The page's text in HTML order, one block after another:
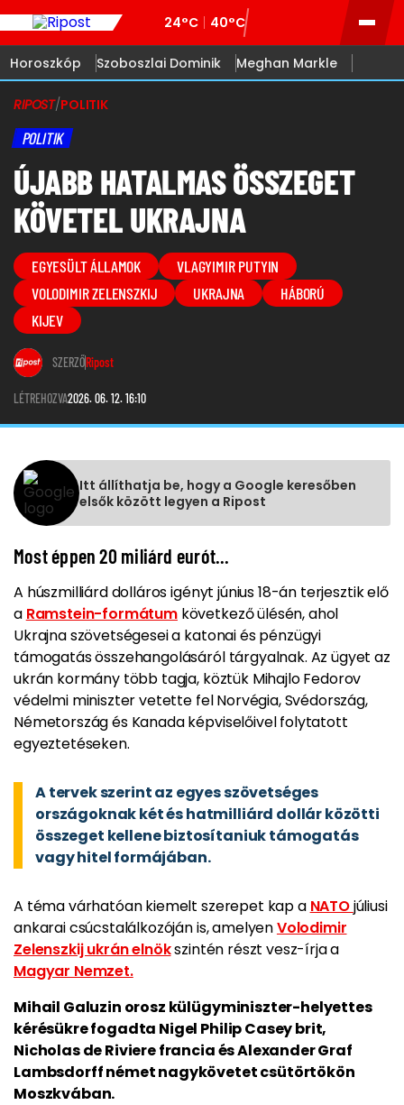
24°C 40°C
Horoszkóp Szoboszlai Dominik Meghan Markle
RIPOST/POLITIK
POLITIK
ÚJABB HATALMAS ÖSSZEGET
KÖVETEL UKRAJNA
EGYESÜLT ÁLLAMOK
VLAGYIMIR PUTYIN
VOLODIMIR ZELENSZKIJ
UKRAJNA
HÁBORÚ
KIJEV
SZERZŐRipost
LÉTREHOZVA2026. 06. 12. 16:10
Itt állíthatja be, hogy a Google keresőben
elsők között legyen a Ripost
Most éppen 20 miliárd eurót...
A húszmilliárd dolláros igényt június 18-án terjesztik elő
a Ramstein-formátumkövetkező ülésén, ahol
Ukrajna szövetségesei a katonai és pénzügyi
támogatás összehangolásáról tárgyalnak. Az ügyet az
ukrán kormány több tagja, köztük Mihajlo Fedorov
védelmi miniszter vetette fel Norvégia, Svédország,
Németország és Kanada képviselőivel folytatott
egyeztetéseken.
A tervek szerint az egyes szövetséges
országoknak két és hatmilliárd dollár közötti
összeget kellene biztosítaniuk támogatás
vagy hitel formájában.
A téma várhatóan kiemelt szerepet kap a NATOjúliusi
ankarai csúcstalálkozóján is, amelyenVolodimir
Zelenszkij ukrán elnökszintén részt vesz-írja a
Magyar Nemzet.
Mihail Galuzin orosz külügyminiszter-helyettes
kérésükre fogadta Nigel Philip Casey brit,
Nicholas de Riviere francia és Alexander Graf
Lambsdorff német nagykövetet csütörtökön
Moszkvában.